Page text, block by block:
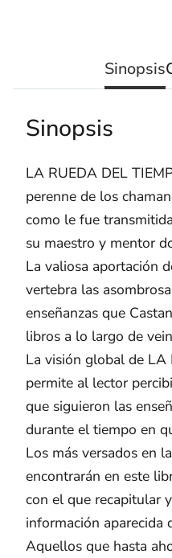
Sinopsis
Sinopsis
LA RUEDA DEL
perenne de los
como le fue
su maestro y mentor
La valiosa aportación
vertebra las
enseñanzas que
libros a lo largo de
La visión global de LA
permite al lector
que siguieron las
durante el tiempo en
Los más versados en
encontrarán en este
con el que recapitular
información aparecida
Aquellos que hasta